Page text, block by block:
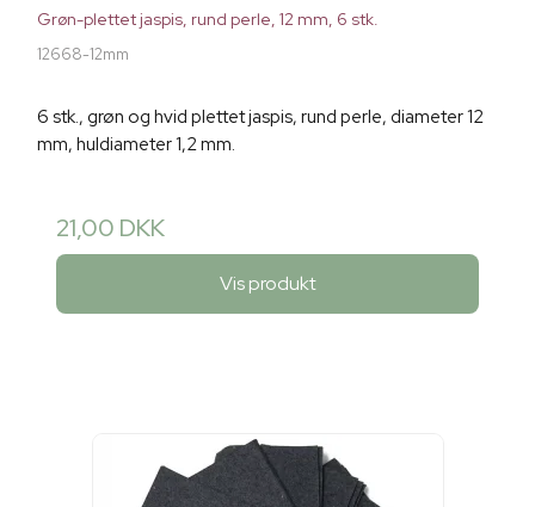
Grøn-plettet jaspis, rund perle, 12 mm, 6 stk.
12668-12mm
6 stk., grøn og hvid plettet jaspis, rund perle, diameter 12
mm, huldiameter 1,2 mm.
21,00 DKK
Vis produkt